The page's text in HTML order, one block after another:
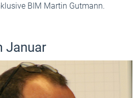
BIM Martin Gutmann.
Januar